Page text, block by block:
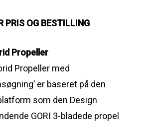
PRIS OG BESTILLING
Propeller
Propeller med
er baseret på den
som den Design
GORI 3-bladede propel